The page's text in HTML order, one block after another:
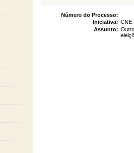
Número do Processo:
Iniciativa: CNE
Assunto: